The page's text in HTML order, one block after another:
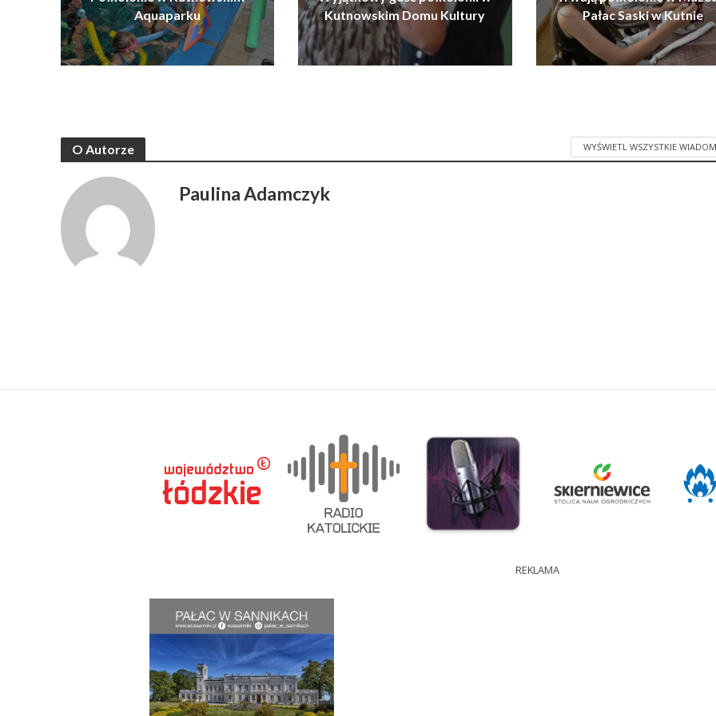
Aquaparku
Kutnowskim Domu Kultury
Pałac Saski w Kutnie
O Autorze WYŚWIETL WSZYSTKIE
Paulina Adamczyk
REKLAMA